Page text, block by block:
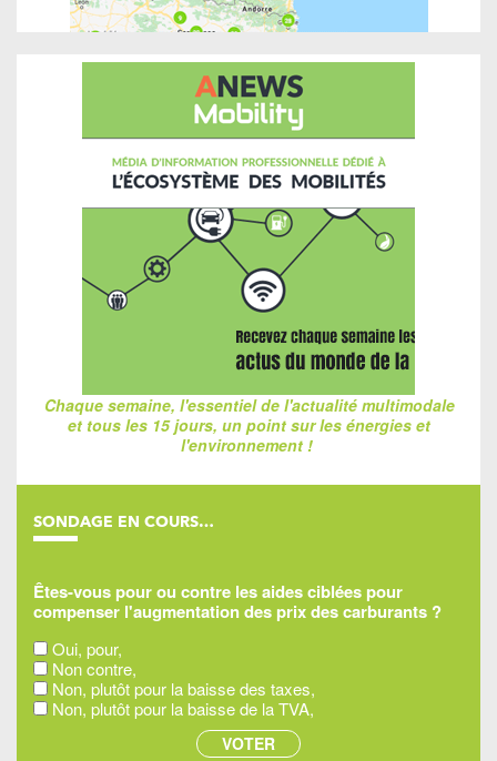
Chaque semaine, l'essentiel de l'actualité multimodale
et tous les 15 jours, un point sur les énergies et
l'environnement !
SONDAGE EN COURS…
Êtes-vous pour ou contre les aides ciblées pour
compenser l'augmentation des prix des carburants ?
Oui, pour,
Non contre,
Non, plutôt pour la baisse des taxes,
Non, plutôt pour la baisse de la TVA,